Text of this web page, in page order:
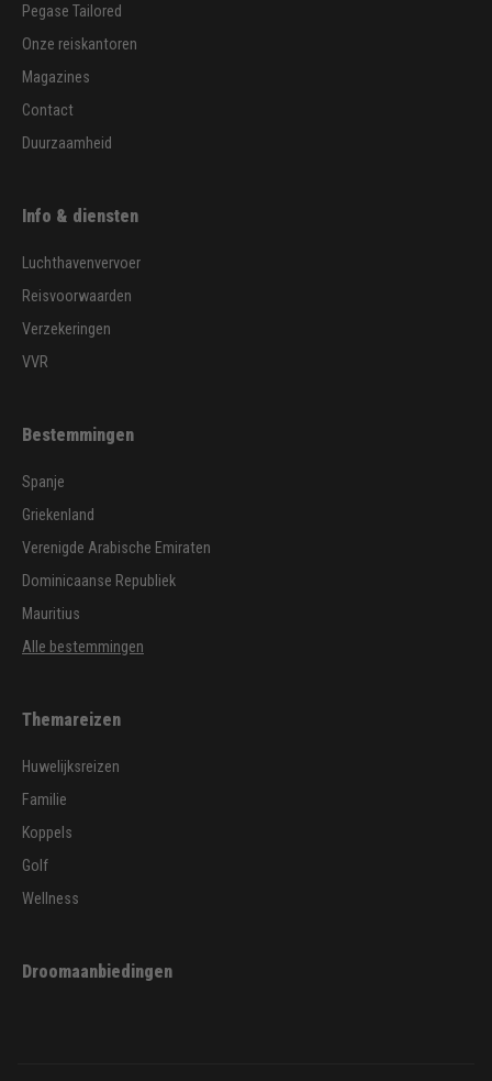
Pegase Tailored
Onze reiskantoren
Magazines
Contact
Duurzaamheid
Info & diensten
Luchthavenvervoer
Reisvoorwaarden
Verzekeringen
VVR
Bestemmingen
Spanje
Griekenland
Verenigde Arabische Emiraten
Dominicaanse Republiek
Mauritius
Alle bestemmingen
Themareizen
Huwelijksreizen
Familie
Koppels
Golf
Wellness
Droomaanbiedingen